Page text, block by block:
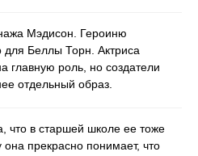
Мэдисон. Героиню
Беллы Торн. Актриса
главную роль, но создатели
отдельный образ.
что в старшей школе ее тоже
она прекрасно понимает, что